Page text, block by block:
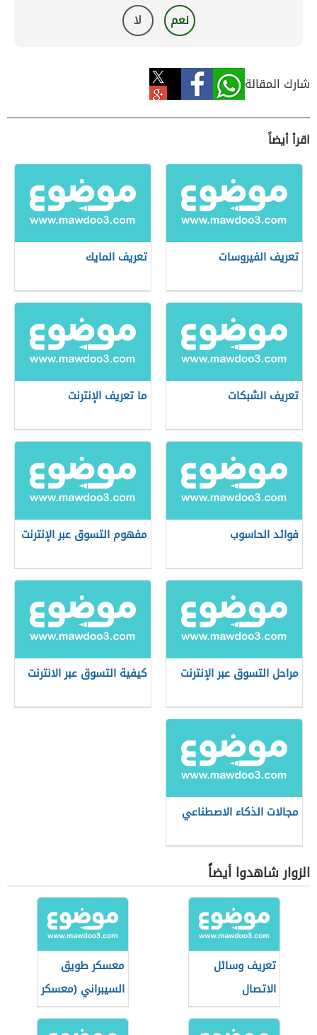
نعم لا
شارك المقالة
اقرأ أيضاً
تعريف الفيروسات تعريف المايك
تعريف الشبكات ما تعريف الإنترنت
فوائد الحاسوب مفهوم التسوق عبر الإنترنت
مراحل التسوق عبر الإنترنت كيفية التسوق عبر الانترنت
مجالات الذكاء الاصطناعي
الزوار شاهدوا أيضاً
تعريف وسائل
الاتصال
معسكر طويق
السيبراني (معسكر
برمجة سعودي)